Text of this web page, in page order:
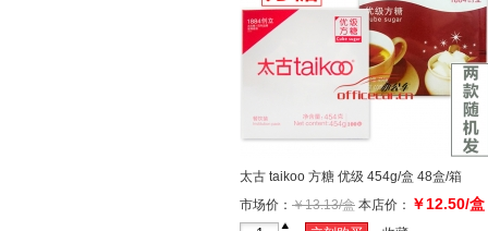
太古 taikoo 方糖 优级 454g/盒 48盒/箱
市场价： ￥13.13/盒 本店价： ￥12.50/盒